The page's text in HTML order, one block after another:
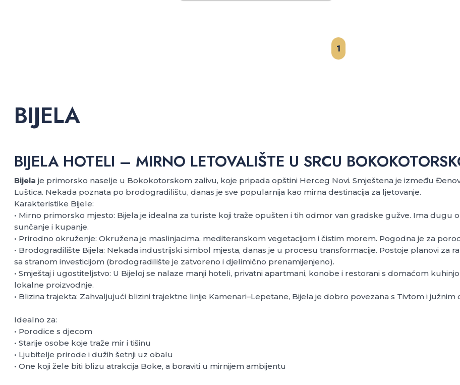
1
BIJELA
BIJELA HOTELI – MIRNO LETOVALIŠTE U SRCU
Bijela je primorsko naselje u Bokokotorskom zalivu, koje pripada opštini Herceg Novi. Smještena je između
Luštica. Nekada poznata po brodogradilištu, danas je sve popularnija kao mirna destinacija za ljetovanje.
Karakteristike Bijele:
• Mirno primorsko mjesto: Bijela je idealna za turiste koji traže opušten i tih odmor van gradske gužve. Ima dugu
sunčanje i kupanje.
• Prirodno okruženje: Okružena je maslinjacima, mediteranskom vegetacijom i čistim morem. Pogodna je za
• Brodogradilište Bijela: Nekada industrijski simbol mjesta, danas je u procesu transformacije. Postoje planovi za
sa stranom investicijom (brodogradilište je zatvoreno i djelimično prenamijenjeno).
• Smještaj i ugostiteljstvo: U Bijeloj se nalaze manji hoteli, privatni apartmani, konobe i restorani s domaćom
lokalne proizvodnje.
• Blizina trajekta: Zahvaljujući blizini trajektne linije Kamenari–Lepetane, Bijela je dobro povezana s Tivtom i južnim
Idealno za:
• Porodice s djecom
• Starije osobe koje traže mir i tišinu
• Ljubitelje prirode i dužih šetnji uz obalu
• One koji žele biti blizu atrakcija Boke, a boraviti u mirnijem ambijentu